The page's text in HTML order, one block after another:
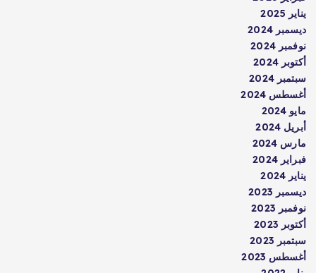
يناير 2025
ديسمبر 2024
نوفمبر 2024
أكتوبر 2024
سبتمبر 2024
أغسطس 2024
مايو 2024
أبريل 2024
مارس 2024
فبراير 2024
يناير 2024
ديسمبر 2023
نوفمبر 2023
أكتوبر 2023
سبتمبر 2023
أغسطس 2023